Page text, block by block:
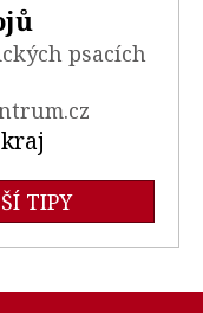
psacích
TIPY